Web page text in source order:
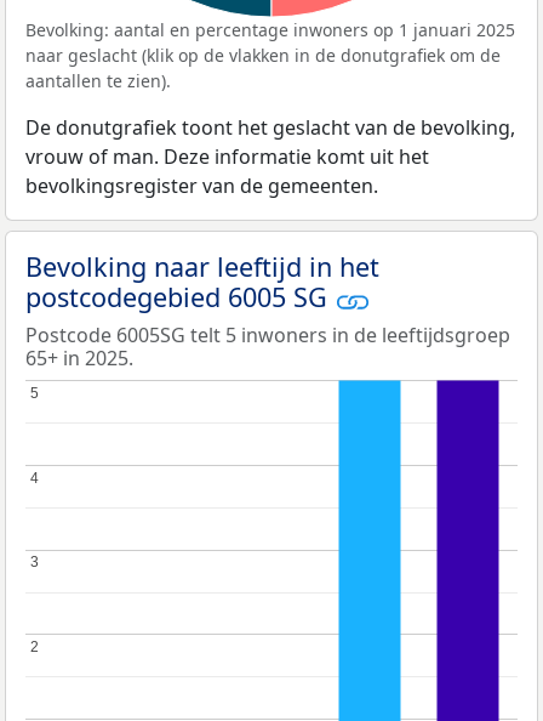
Bevolking: aantal en percentage inwoners op 1 januari 2025
naar geslacht (klik op de vlakken in de donutgrafiek om de
aantallen te zien).
De donutgrafiek toont het geslacht van de bevolking,
vrouw of man. Deze informatie komt uit het
bevolkingsregister van de gemeenten.
Bevolking naar leeftijd in het
postcodegebied 6005 SG
Postcode 6005SG telt 5 inwoners in de leeftijdsgroep
65+ in 2025.
2
2
3
3
4
4
5
5